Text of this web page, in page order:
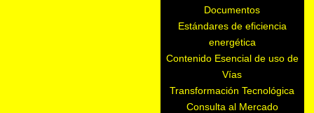
Documentos
Estándares de eficiencia
energética
Contenido Esencial de uso de
Vías
Transformación Tecnológica
Consulta al Mercado